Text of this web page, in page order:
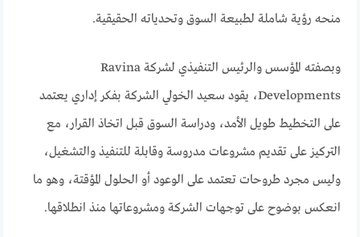
منحه رؤية شاملة لطبيعة السوق وتحدياته الحقيقية.
وبصفته المؤسس والرئيس التنفيذي لشركة Ravina
Developments، يقود سعيد الخولي الشركة بفكر إداري يعتمد
على التخطيط طويل الأمد، ودراسة السوق قبل اتخاذ القرار، مع
التركيز على تقديم مشروعات مدروسة وقابلة للتنفيذ والتشغيل،
وليس مجرد طروحات تعتمد على الوعود أو الحلول المؤقتة، وهو ما
انعكس بوضوح على توجهات الشركة ومشروعاتها منذ انطلاقها.